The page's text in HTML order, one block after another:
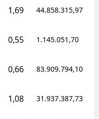
Kırşehir
1,69 44.858.315,97
0,55 1.145.051,70
0,66 83.909.794,10
1,08 31.937.387,73